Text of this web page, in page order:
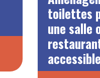
toilettes
une salle
accessible